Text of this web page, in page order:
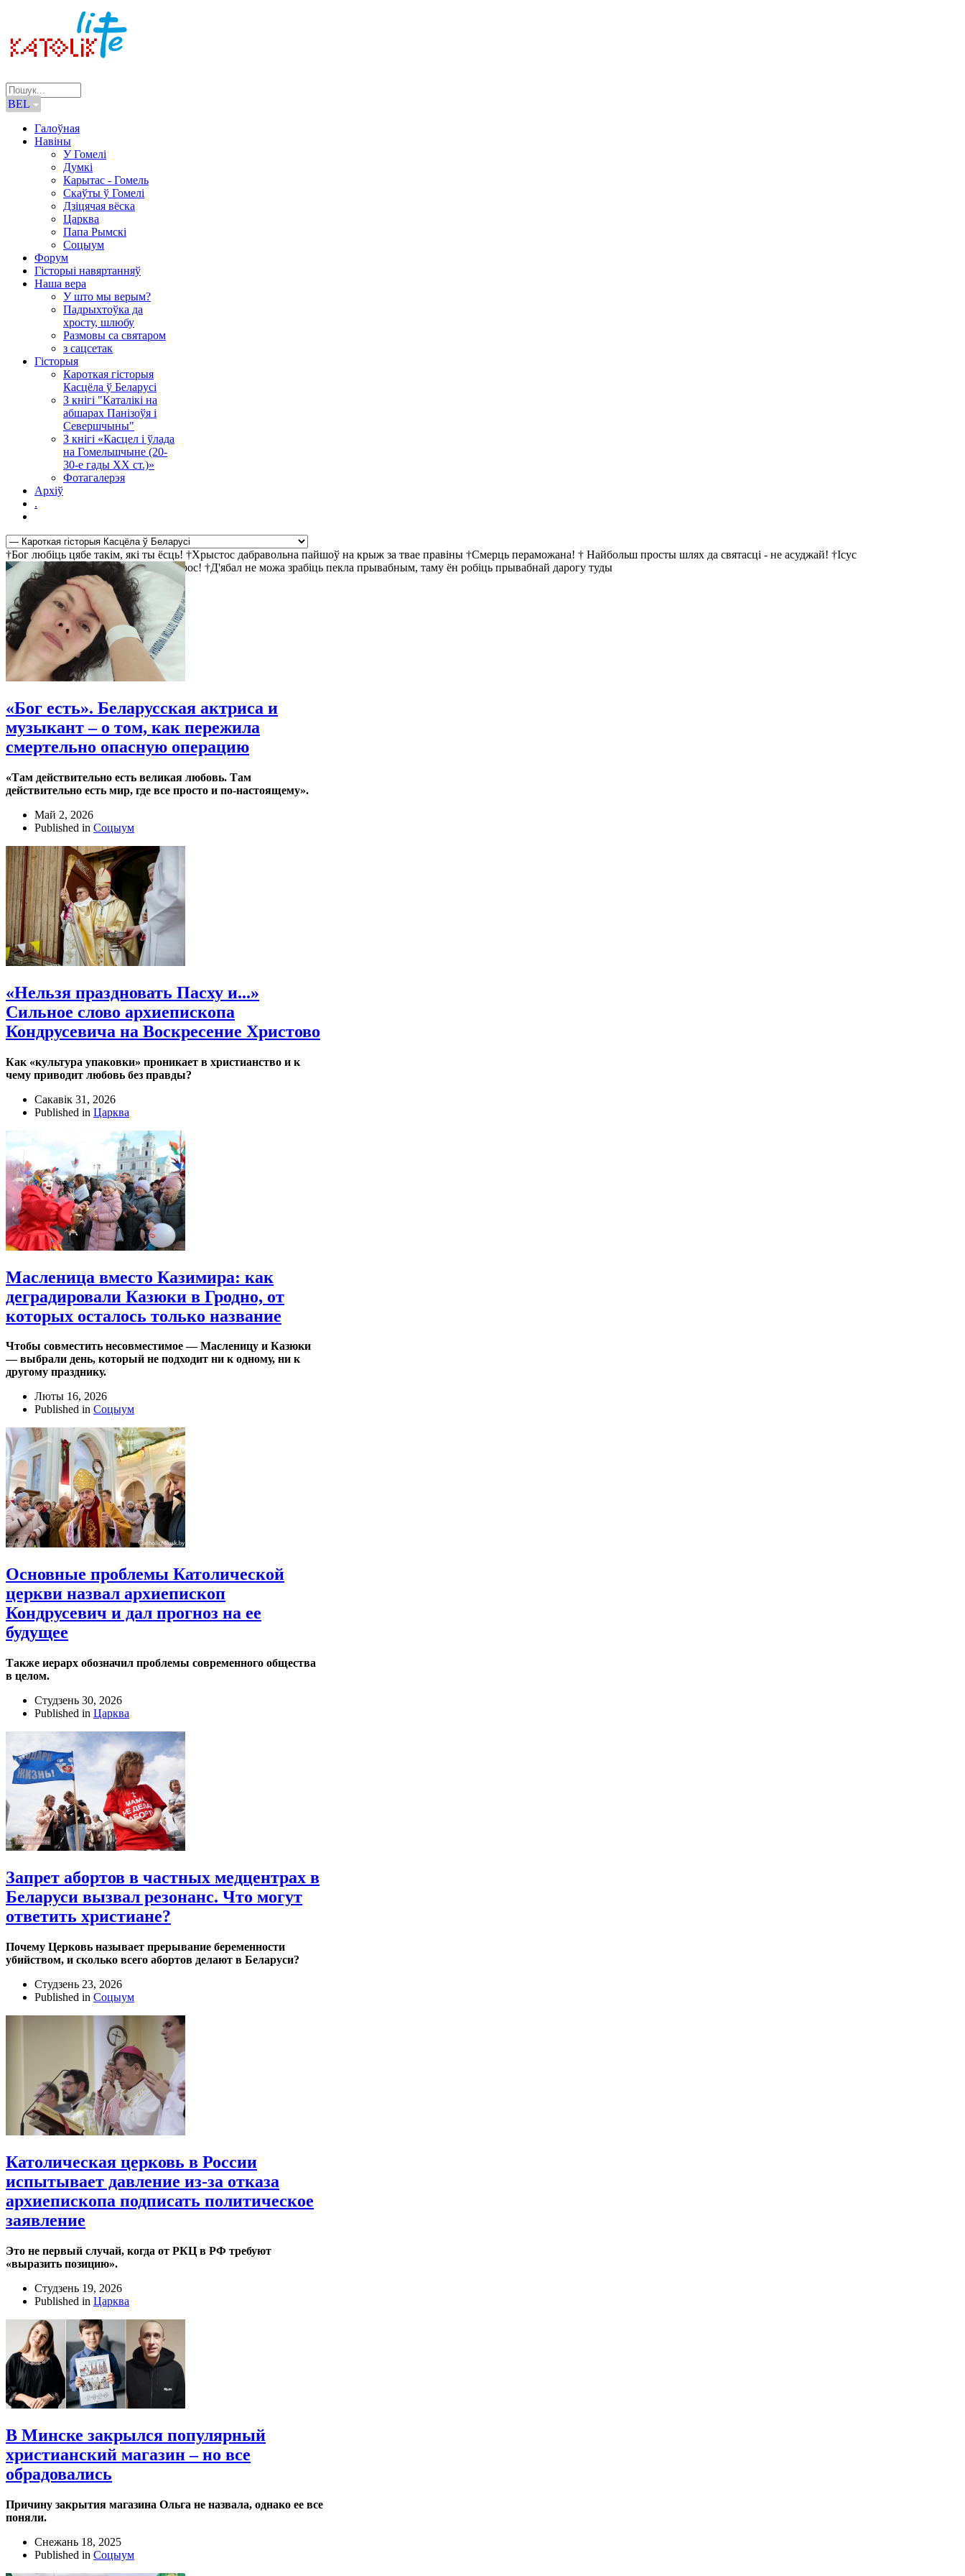
BEL
Галоўная
Навіны
У Гомелі
Думкі
Карытас - Гомель
Скаўты ў Гомелі
Дзіцячая вёска
Царква
Папа Рымскі
Соцыум
Форум
Гісторыі навяртанняў
Наша вера
У што мы верым?
Падрыхтоўка да
хросту, шлюбу
Размовы са святаром
з сацсетак
Гісторыя
Кароткая гісторыя
Касцёла ў Беларусі
З кнігі "Каталікі на
абшарах Панізоўя і
Севершчыны"
З кнігі «Касцел і ўлада
на Гомельшчыне (20-
30-е гады ХХ ст.)»
Фотагалерэя
Архіў
.
†Бог любіць цябе такім, які ты ёсць! †Хрыстос дабравольна пайшоў на крыж за твае правіны †Смерць пераможана! † Найбольш просты шлях да святасці - не асуджай! †Ісус
шукае і чакае цябе! †Хрыстос уваскрос! †Д'ябал не можа зрабіць пекла прывабным, таму ён робіць прывабнай дарогу туды
«Бог есть». Беларусская актриса и
музыкант – о том, как пережила
смертельно опасную операцию
«Там действительно есть великая любовь. Там
действительно есть мир, где все просто и по-настоящему».
Май 2, 2026
Published in Соцыум
«Нельзя праздновать Пасху и...»
Сильное слово архиепископа
Кондрусевича на Воскресение Христово
Как «культура упаковки» проникает в христианство и к
чему приводит любовь без правды?
Сакавік 31, 2026
Published in Царква
Масленица вместо Казимира: как
деградировали Казюки в Гродно, от
которых осталось только название
Чтобы совместить несовместимое — Масленицу и Казюки
— выбрали день, который не подходит ни к одному, ни к
другому празднику.
Люты 16, 2026
Published in Соцыум
Основные проблемы Католической
церкви назвал архиепископ
Кондрусевич и дал прогноз на ее
будущее
Также иерарх обозначил проблемы современного общества
в целом.
Студзень 30, 2026
Published in Царква
Запрет абортов в частных медцентрах в
Беларуси вызвал резонанс. Что могут
ответить христиане?
Почему Церковь называет прерывание беременности
убийством, и сколько всего абортов делают в Беларуси?
Студзень 23, 2026
Published in Соцыум
Католическая церковь в России
испытывает давление из-за отказа
архиепископа подписать политическое
заявление
Это не первый случай, когда от РКЦ в РФ требуют
«выразить позицию».
Студзень 19, 2026
Published in Царква
В Минске закрылся популярный
христианский магазин – но все
обрадовались
Причину закрытия магазина Ольга не назвала, однако ее все
поняли.
Снежань 18, 2025
Published in Соцыум